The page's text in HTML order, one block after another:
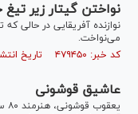
نواختن گیتار زیر
نوازنده آفریقایی در حالی
می‌نواخت.
کد خبر: ۴۷۹۴۵۰ تاریخ انتشار : ۱۳۹۷/۱۰/۰۵
عاشیق قوشونی